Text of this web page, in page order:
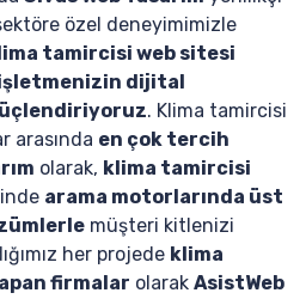
özel deneyimimizle
tamircisi web sitesi
dijital
. Klima tamircisi
arasında en çok tercih
olarak, klima tamircisi
arama motorlarında üst
müşteri kitlenizi
her projede klima
firmalar olarak AsistWeb